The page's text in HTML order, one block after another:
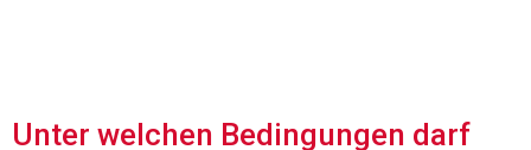
Unter welchen Bedingungen darf